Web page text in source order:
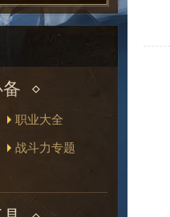
职业大全
战斗力专题